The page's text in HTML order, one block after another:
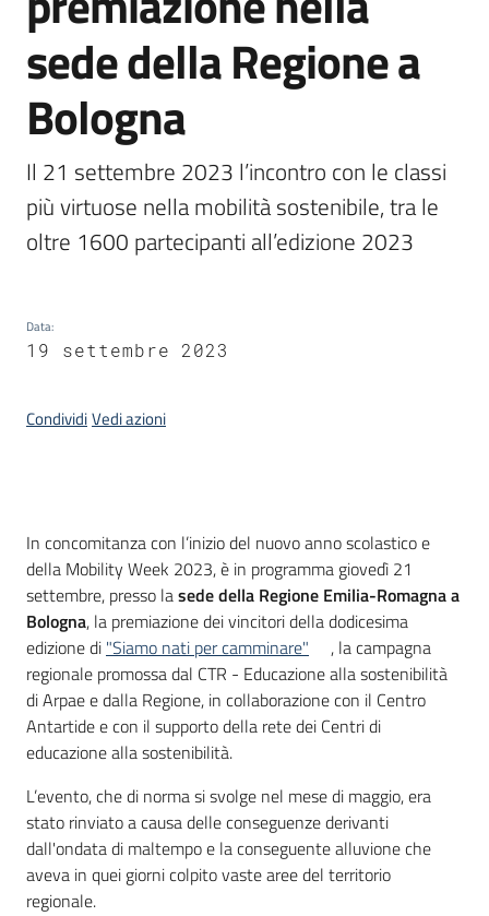
bandi
Piani,
programmi
e
progetti
Seguici
sede della Regione a
Bologna
Il 21 settembre 2023 l’incontro con le classi
più virtuose nella mobilità sostenibile, tra le
oltre 1600 partecipanti all’edizione 2023
Data:
19 settembre 2023
CondividiVedi azioni
Introduzione
In concomitanza con l’inizio del nuovo anno scolastico e
della Mobility Week 2023, è in programma giovedì 21
settembre, presso lasede della Regione Emilia-Romagna a
Bologna, la premiazione dei vincitori della dodicesima
edizione di "Siamo nati per camminare"
, la campagna
regionale promossa dal CTR - Educazione alla sostenibilità
di Arpae e dalla Regione, in collaborazione con il Centro
Antartide e con il supporto della rete dei Centri di
educazione alla sostenibilità.
L’evento, che di norma si svolge nel mese di maggio, era
stato rinviato a causa delle conseguenze derivanti
dall'ondata di maltempo e la conseguente alluvione che
aveva in quei giorni colpito vaste aree del territorio
regionale.